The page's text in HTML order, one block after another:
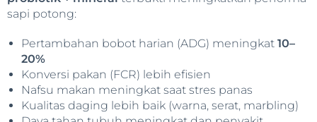
sapi potong:
Pertambahan bobot harian (ADG) meningkat 10–
20%
Konversi pakan (FCR) lebih efisien
Nafsu makan meningkat saat stres panas
Kualitas daging lebih baik (warna, serat, marbling)